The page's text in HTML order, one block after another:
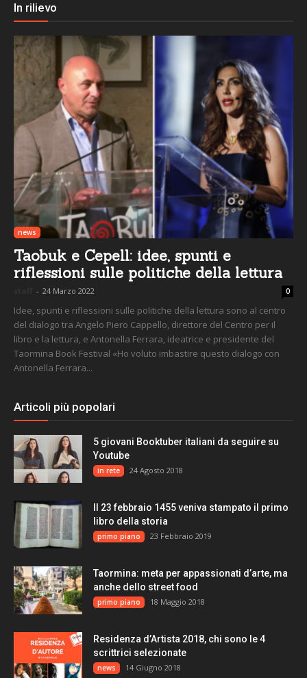
In rilievo
news
Taobuk e Cepell: idee, spunti e
riflessioni sulle politiche della lettura
- 24 Marzo 2022 0
Idee, spunti e riflessioni sulle politiche della lettura sono al centro
del dialogo tra Angelo Piero Cappello, direttore del Centro per il
libro e la lettura, e Antonella Ferrara, ideatrice e presidente del
Taormina Book Festival «Ho voluto imbastire questo dialogo con
Antonella Ferrara...
Articoli più popolari
5 giovani Booktuber italiani da seguire su
Youtube
in rete 24 Agosto 2018
Il 23 febbraio 1455 veniva stampato il primo
libro della storia
primo piano 23 Febbraio 2019
Taormina: meta per appassionati d’arte, ma
anche dello street food
primo piano 18 Maggio 2018
Residenza d’Artista 2018, chi sono le 4
scrittrici selezionate
news 14 Giugno 2018